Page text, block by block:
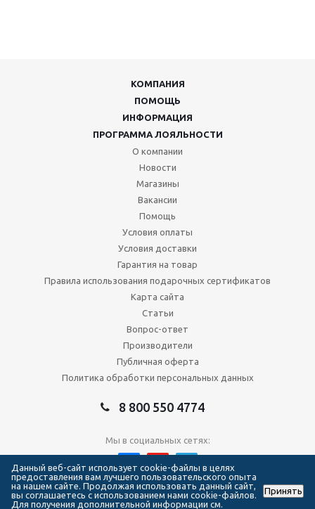
КОМПАНИЯ
ПОМОЩЬ
ИНФОРМАЦИЯ
ПРОГРАММА ЛОЯЛЬНОСТИ
О компании
Новости
Магазины
Вакансии
Помощь
Условия оплаты
Условия доставки
Гарантия на товар
Правила использования подарочных сертификатов
Карта сайта
Статьи
Вопрос-ответ
Производители
Публичная оферта
Политика обработки персональных данных
8 800 550 4774
Мы в социальных сетях:
2026 © Сеть магазинов Forma Hockey
Данный веб-сайт использует cookie-файлы в целях
предоставления вам лучшего пользовательского опыта
на нашем сайте. Продолжая использовать данный сайт,
вы соглашаетесь с использованием нами cookie-файлов.
Для получения дополнительной информации см.
Принять